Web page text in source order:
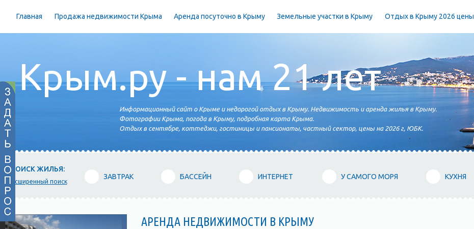
Главная Продажа недвижимости Крыма Аренда посуточно в Крыму Земельные участки в Крыму Отдых в Крыму 2026 цены
Крым.ру - нам 21 лет
Информационный сайт о Крыме и недорогой отдых в Крыму. Недвижимость и аренда жилья в Крыму.
Фотографии Крыма, погода в Крыму, подробная карта Крыма.
Отдых в сентябре, коттеджи, гостиницы и пансионаты, частный сектор, цены на 2026 г, ЮБК.
ПОИСК ЖИЛЬЯ:
расширенный поиск
ЗАВТРАК БАССЕЙН ИНТЕРНЕТ У САМОГО МОРЯ КУХНЯ
АРЕНДА НЕДВИЖИМОСТИ В КРЫМУ